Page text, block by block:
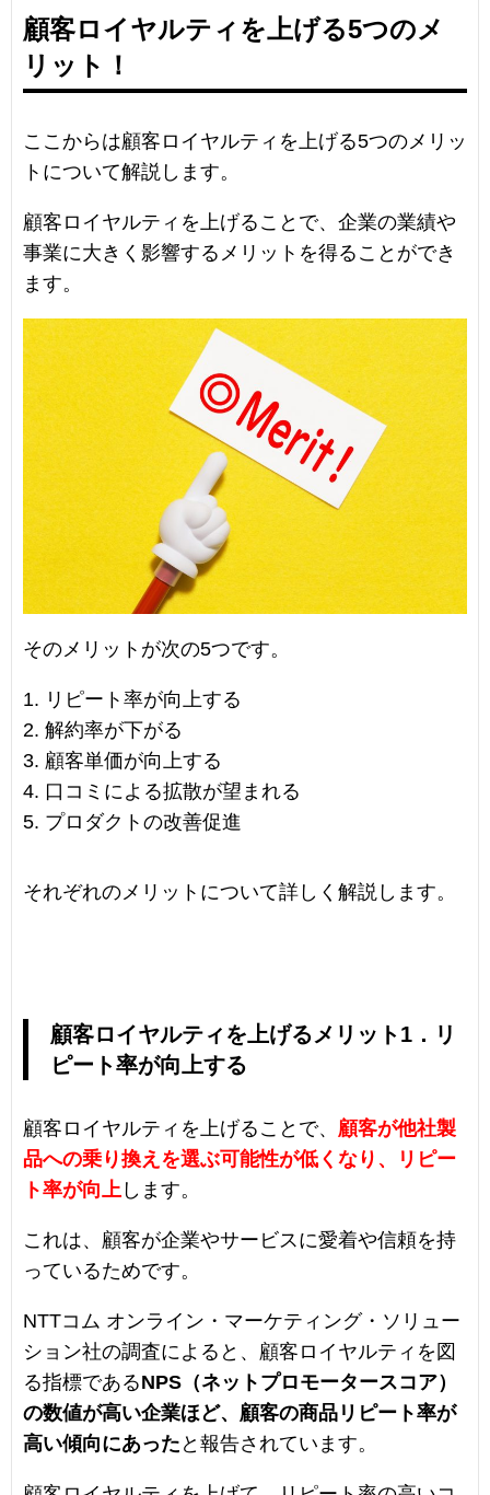
顧客ロイヤルティを上げる5つのメ
リット！
ここからは顧客ロイヤルティを上げる5つのメリッ
トについて解説します。
顧客ロイヤルティを上げることで、企業の業績や
事業に大きく影響するメリットを得ることができ
ます。
そのメリットが次の5つです。
リピート率が向上する
解約率が下がる
顧客単価が向上する
口コミによる拡散が望まれる
プロダクトの改善促進
それぞれのメリットについて詳しく解説します。
顧客ロイヤルティを上げるメリット1．リ
ピート率が向上する
顧客ロイヤルティを上げることで、 顧客が他社製
品への乗り換えを選ぶ可能性が低くなり、リピー
ト率が向上 します。
これは、顧客が企業やサービスに愛着や信頼を持
っているためです。
NTTコム オンライン・マーケティング・ソリュー
ション社の調査によると、顧客ロイヤルティを図
る指標であるNPS（ネットプロモータースコア）
の数値が高い企業ほど、顧客の商品リピート率が
高い傾向にあった と報告されています。